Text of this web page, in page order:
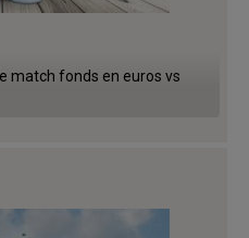
match fonds en euros vs